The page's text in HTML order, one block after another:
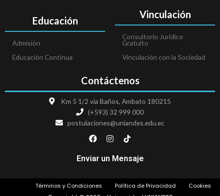
Educación
Admisión
Educación Continua
Vinculación
Consultorio Jurídico
Gratuito
Vinculación con la Sociedad
Contáctenos
Km 5 1/2 vía Baños, Ambato 180215
(+593) 32 999 000
postulaciones@uniandes.edu.ec
F
a
e
o
k
I
n
t
r
T
i
t
Enviar un Mensaje
Términos y Condiciones Política de Privacidad Cookies